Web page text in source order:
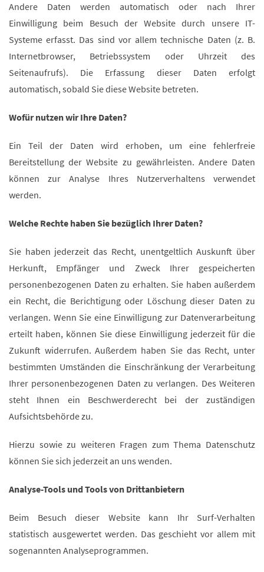
Andere Daten werden automatisch oder nach Ihrer
Einwilligung beim Besuch der Website durch unsere IT-
Systeme erfasst. Das sind vor allem technische Daten (z. B.
Internetbrowser, Betriebssystem oder Uhrzeit des
Seitenaufrufs). Die Erfassung dieser Daten erfolgt
automatisch, sobald Sie diese Website betreten.
Wofür nutzen wir Ihre Daten?
Ein Teil der Daten wird erhoben, um eine fehlerfreie
Bereitstellung der Website zu gewährleisten. Andere Daten
können zur Analyse Ihres Nutzerverhaltens verwendet
werden.
Welche Rechte haben Sie bezüglich Ihrer Daten?
Sie haben jederzeit das Recht, unentgeltlich Auskunft über
Herkunft, Empfänger und Zweck Ihrer gespeicherten
personenbezogenen Daten zu erhalten. Sie haben außerdem
ein Recht, die Berichtigung oder Löschung dieser Daten zu
verlangen. Wenn Sie eine Einwilligung zur Datenverarbeitung
erteilt haben, können Sie diese Einwilligung jederzeit für die
Zukunft widerrufen. Außerdem haben Sie das Recht, unter
bestimmten Umständen die Einschränkung der Verarbeitung
Ihrer personenbezogenen Daten zu verlangen. Des Weiteren
steht Ihnen ein Beschwerderecht bei der zuständigen
Aufsichtsbehörde zu.
Hierzu sowie zu weiteren Fragen zum Thema Datenschutz
können Sie sich jederzeit an uns wenden.
Analyse-Tools und Tools von Dritt­anbietern
Beim Besuch dieser Website kann Ihr Surf-Verhalten
statistisch ausgewertet werden. Das geschieht vor allem mit
sogenannten Analyseprogrammen.